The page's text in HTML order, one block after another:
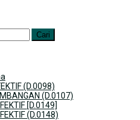
(D.0098)
(D.0107)
[D.0149]
(D.0148)